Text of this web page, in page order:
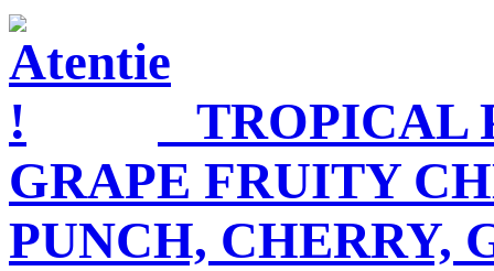
TROPICAL
GRAPE FRUITY
PUNCH, CHERRY,